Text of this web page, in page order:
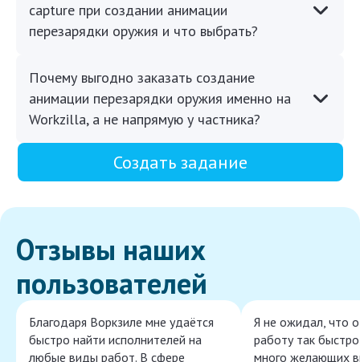
capture при создании анимации
перезарядки оружия и что выбрать?
Почему выгодно заказать создание
анимации перезарядки оружия именно на
Workzilla, а не напрямую у частника?
Создать задание
Отзывы наших
пользователей
Благодаря Воркзиле мне удаётся
быстро найти исполнителей на
любые виды работ. В сфере
Я не ожидал, что
работу так
много желающих